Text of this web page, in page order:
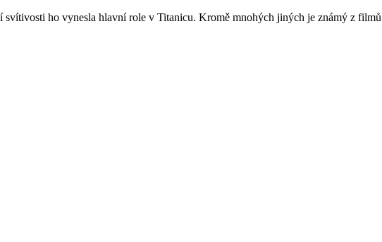
ho vynesla hlavní role v Titanicu. Kromě mnohých jiných je známý z filmů